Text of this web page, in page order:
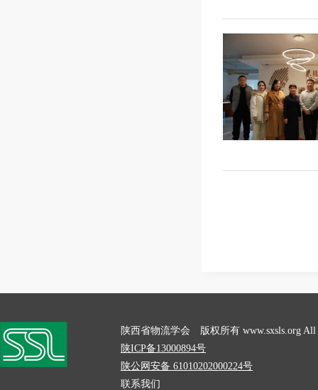
陕西省物流学会 版权所有 www.sxsls.org All
陕ICP备13000894号
陕公网安备 61010202000224号
联系我们